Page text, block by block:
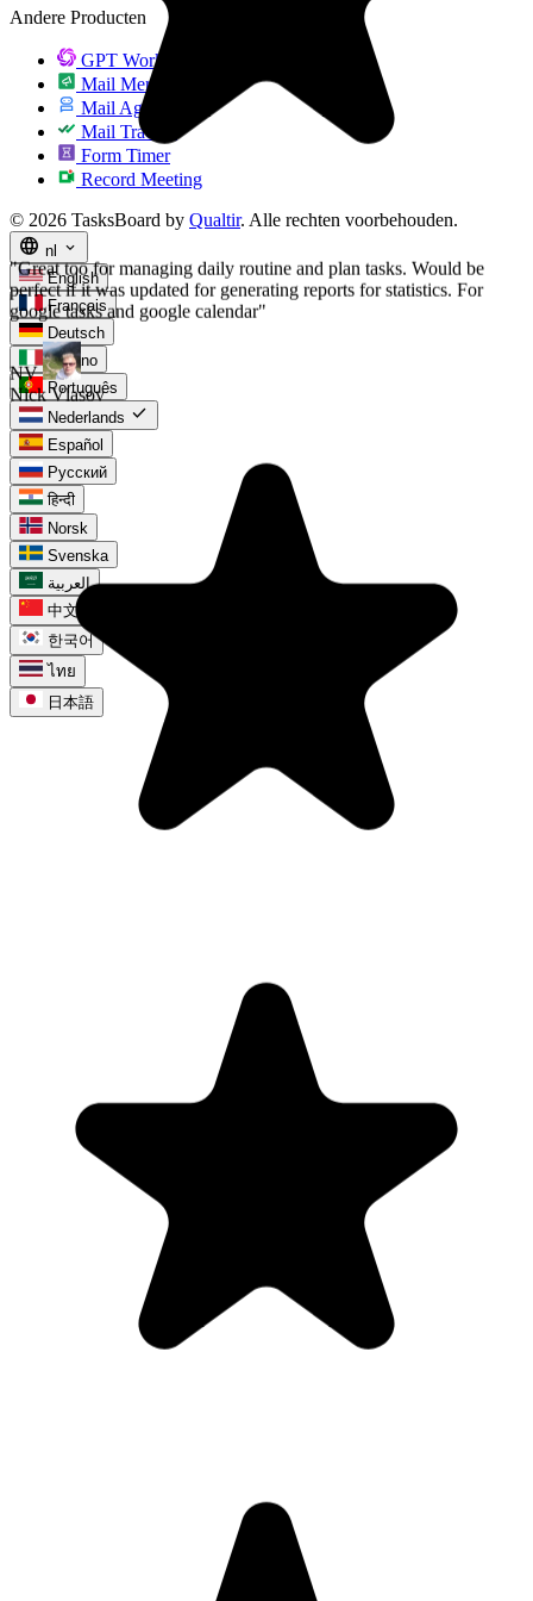
NV
Nick Vlasov
Andere Producten
GPT Workspace
Mail Merge
Mail Agent
Mail Tracker
Form Timer
Record Meeting
© 2026 TasksBoard by Qualtir. Alle rechten voorbehouden.
language nl expand_more
English
Français
Deutsch
Italiano
Português
Nederlands check
Español
Русский
हिन्दी
Norsk
Svenska
العربية
中文
한국어
ไทย
日本語